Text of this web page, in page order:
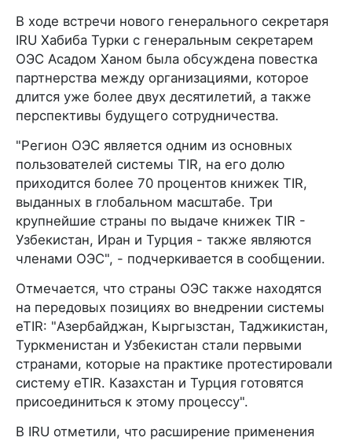
В ходе встречи нового генерального секретаря
IRU Хабиба Турки с генеральным секретарем
ОЭС Асадом Ханом была обсуждена повестка
партнерства между организациями, которое
длится уже более двух десятилетий, а также
перспективы будущего сотрудничества.
"Регион ОЭС является одним из основных
пользователей системы TIR, на его долю
приходится более 70 процентов книжек TIR,
выданных в глобальном масштабе. Три
крупнейшие страны по выдаче книжек TIR -
Узбекистан, Иран и Турция - также являются
членами ОЭС", - подчеркивается в сообщении.
Отмечается, что страны ОЭС также находятся
на передовых позициях во внедрении системы
eTIR: "Азербайджан, Кыргызстан, Таджикистан,
Туркменистан и Узбекистан стали первыми
странами, которые на практике протестировали
систему eTIR. Казахстан и Турция готовятся
присоединиться к этому процессу".
В IRU отметили, что расширение применения